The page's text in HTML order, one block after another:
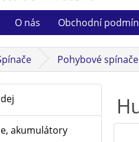
O nás Obchodní
Pohybové spínače
akumulátory